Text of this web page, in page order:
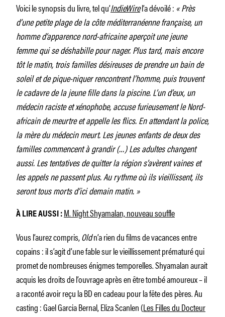
Voici le synopsis du livre, tel qu’IndieWirel’a dévoilé : « Près
d’une petite plage de la côte méditerranéenne française, un
homme d’apparence nord-africaine aperçoit une jeune
femme qui se déshabille pour nager. Plus tard, mais encore
tôt le matin, trois familles désireuses de prendre un bain de
soleil et de pique-niquer rencontrent l’homme, puis trouvent
le cadavre de la jeune fille dans la piscine. L’un d’eux, un
médecin raciste et xénophobe, accuse furieusement le Nord-
africain de meurtre et appelle les flics. En attendant la police,
la mère du médecin meurt. Les jeunes enfants de deux des
familles commencent à grandir (…) Les adultes changent
aussi. Les tentatives de quitter la région s’avèrent vaines et
les appels ne passent plus. Au rythme où ils vieillissent, ils
seront tous morts d’ici demain matin. »
À LIRE AUSSI : M. Night Shyamalan, nouveau souffle
Vous l’aurez compris,Oldn’a rien du films de vacances entre
copains : il s’agit d’une fable sur le vieillissement prématuré qui
promet de nombreuses énigmes temporelles. Shyamalan aurait
acquis les droits de l’ouvrage après en être tombé amoureux – il
a raconté avoir reçu la BD en cadeau pour la fête des pères. Au
casting : Gael Garcia Bernal, Eliza Scanlen (Les Filles du Docteur